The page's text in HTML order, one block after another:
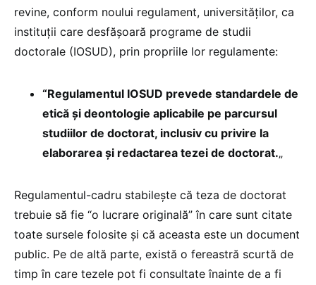
revine, conform noului regulament, universităților, ca
instituții care desfășoară programe de studii
doctorale (IOSUD), prin propriile lor regulamente:
“Regulamentul IOSUD prevede standardele de
etică și deontologie aplicabile pe parcursul
studiilor de doctorat, inclusiv cu privire la
elaborarea și redactarea tezei de doctorat.„
Regulamentul-cadru stabilește că teza de doctorat
trebuie să fie “o lucrare originală” în care sunt citate
toate sursele folosite și că aceasta este un document
public. Pe de altă parte, există o fereastră scurtă de
timp în care tezele pot fi consultate înainte de a fi